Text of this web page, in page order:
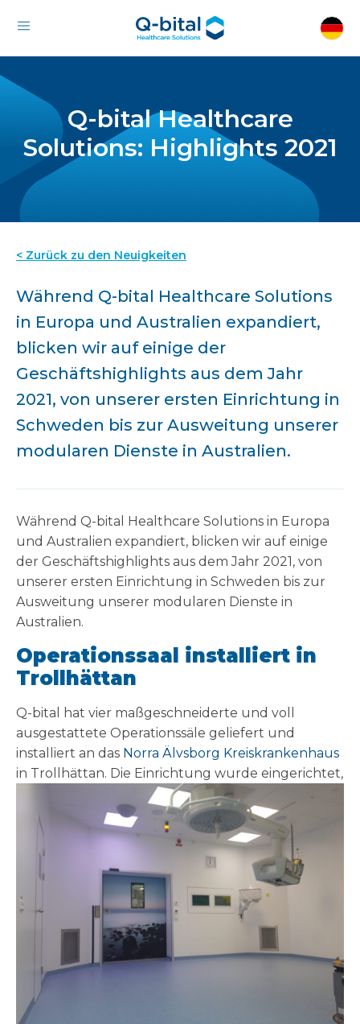
Q-bital Healthcare
Solutions: Highlights 2021
< Zurück zu den Neuigkeiten
Während Q-bital Healthcare Solutions
in Europa und Australien expandiert,
blicken wir auf einige der
Geschäftshighlights aus dem Jahr
2021, von unserer ersten Einrichtung in
Schweden bis zur Ausweitung unserer
modularen Dienste in Australien.
Während Q-bital Healthcare Solutions in Europa
und Australien expandiert, blicken wir auf einige
der Geschäftshighlights aus dem Jahr 2021, von
unserer ersten Einrichtung in Schweden bis zur
Ausweitung unserer modularen Dienste in
Australien.
Operationssaal installiert in
Trollhättan
Q-bital hat vier maßgeschneiderte und voll
ausgestattete Operationssäle geliefert und
installiert an das Norra Älvsborg Kreiskrankenhaus
in Trollhättan. Die Einrichtung wurde eingerichtet,